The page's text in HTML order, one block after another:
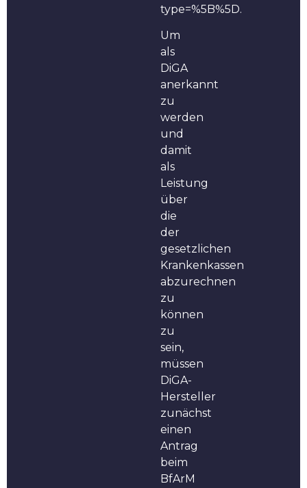
type=%5B%5D.
Um
als
DiGA
anerkannt
zu
werden
und
damit
als
Leistung
über
die
der
gesetzlichen
Krankenkassen
abzurechnen
zu
können
zu
sein,
müssen
DiGA-
Hersteller
zunächst
einen
Antrag
beim
BfArM